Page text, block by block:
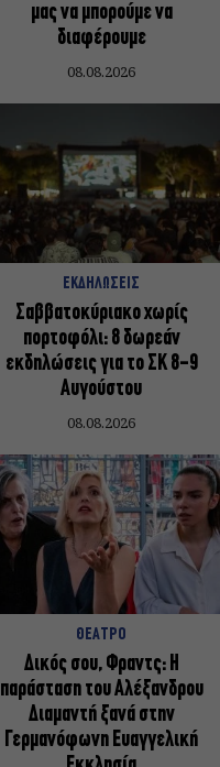
μας να μπορούμε να
διαφέρουμε
08.08.2026
ΕΚΔΗΛΩΣΕΙΣ
Σαββατοκύριακο χωρίς
πορτοφόλι: 8 δωρεάν
εκδηλώσεις για το ΣΚ 8-9
Αυγούστου
08.08.2026
ΘΕΑΤΡΟ
Δικός σου, Φραντς: Η
παράσταση του Αλέξανδρου
Διαμαντή ξανά στην
Γερμανόφωνη Ευαγγελική